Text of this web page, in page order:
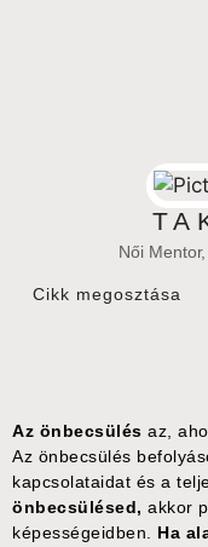
Női
Cikk megosztása
Az önbecsülés az,
Az önbecsülés
kapcsolataidat és a
önbecsülésed, akkor
képességeidben. Ha